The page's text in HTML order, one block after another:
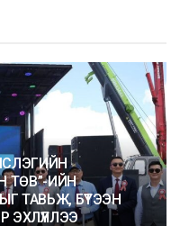
ТӨВ”-ИЙН
ТАВЬЖ, БҮТЭЭН